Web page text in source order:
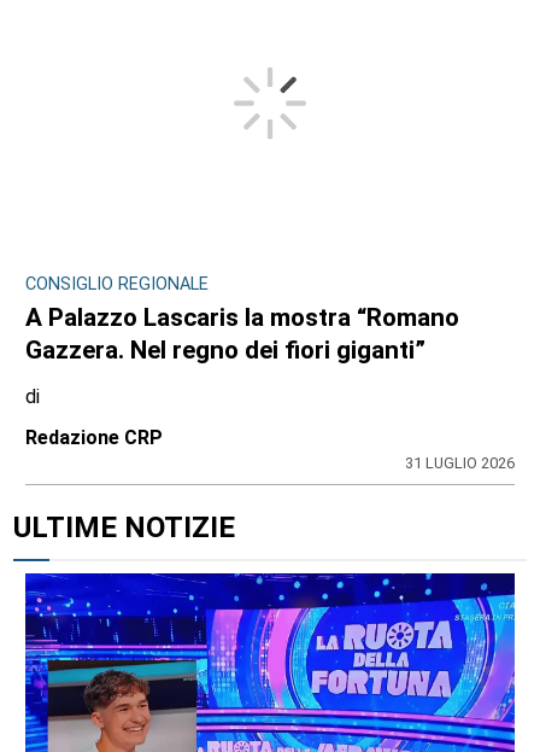
CONSIGLIO REGIONALE
A Palazzo Lascaris la mostra “Romano
Gazzera. Nel regno dei fiori giganti”
di
Redazione CRP
31 LUGLIO 2026
ULTIME NOTIZIE